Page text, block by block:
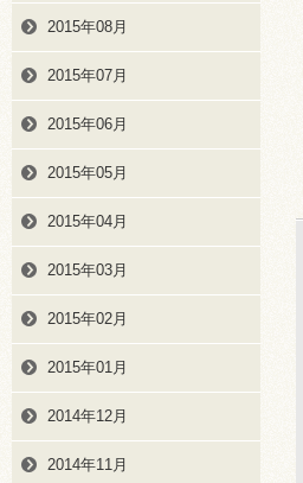
2015年08月
2015年07月
2015年06月
2015年05月
2015年04月
2015年03月
2015年02月
2015年01月
2014年12月
2014年11月